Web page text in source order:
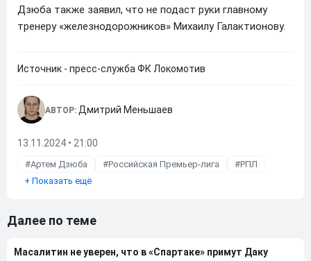
Дзюба также заявил, что не подаст руки главному
тренеру «железнодорожников» Михаилу Галактионову.
Источник - пресс-служба ФК Локомотив
АВТОР: Дмитрий Меньшаев
13.11.2024 • 21:00
Артем Дзюба Российская Премьер-лига
РПЛ
+ Показать ещё
Далее по теме
Масалитин не уверен, что в «Спартаке» примут Даку